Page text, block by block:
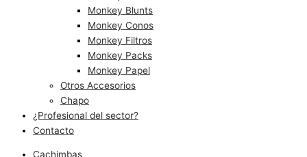
Monkey Blunts
Monkey Conos
Monkey Filtros
Monkey Packs
Monkey Papel
Otros Accesorios
Chapo
¿Profesional del sector?
Contacto
Cachimbas